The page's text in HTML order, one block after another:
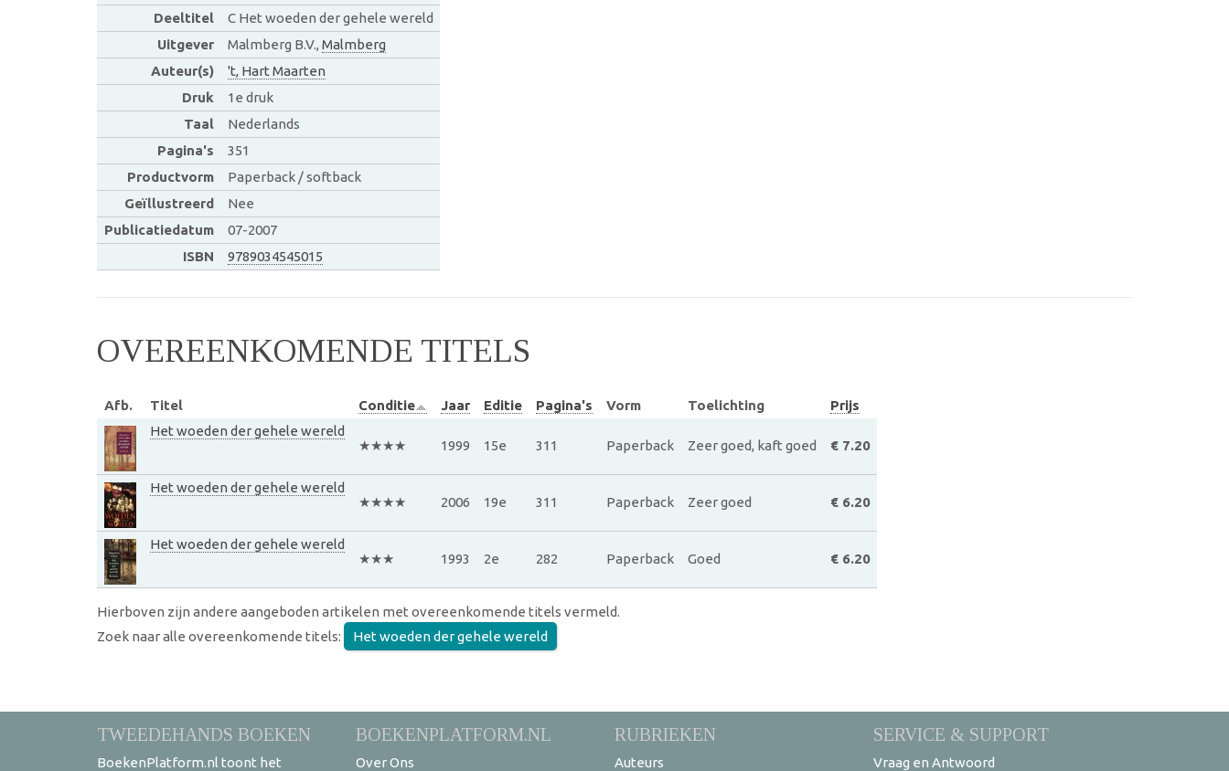
Deeltitel
C Het woeden der gehele wereld
Uitgever
Malmberg B.V., Malmberg
Auteur(s)
't, Hart Maarten
Druk
1e druk
Taal
Nederlands
Pagina's
351
Productvorm
Paperback / softback
Geïllustreerd
Nee
Publicatiedatum
07-2007
ISBN
9789034545015
OVEREENKOMENDE TITELS
Afb. Titel Conditie Jaar Editie Pagina's Vorm Toelichting
Prijs
Het woeden der gehele wereld
★★★★
1999 15e 311 Paperback Zeer goed, kaft goed € 7.20
Het woeden der gehele wereld
★★★★
2006 19e 311 Paperback Zeer goed € 6.20
Het woeden der gehele wereld
★★★
1993 2e 282 Paperback Goed € 6.20
Hierboven zijn andere aangeboden artikelen met overeenkomende titels vermeld.
Zoek naar alle overeenkomende titels:
Het woeden der gehele wereld
TWEEDEHANDS BOEKEN
BoekenPlatform.nl toont het
BOEKENPLATFORM.NL
Over Ons
RUBRIEKEN
Auteurs
SERVICE & SUPPORT
Vraag en Antwoord